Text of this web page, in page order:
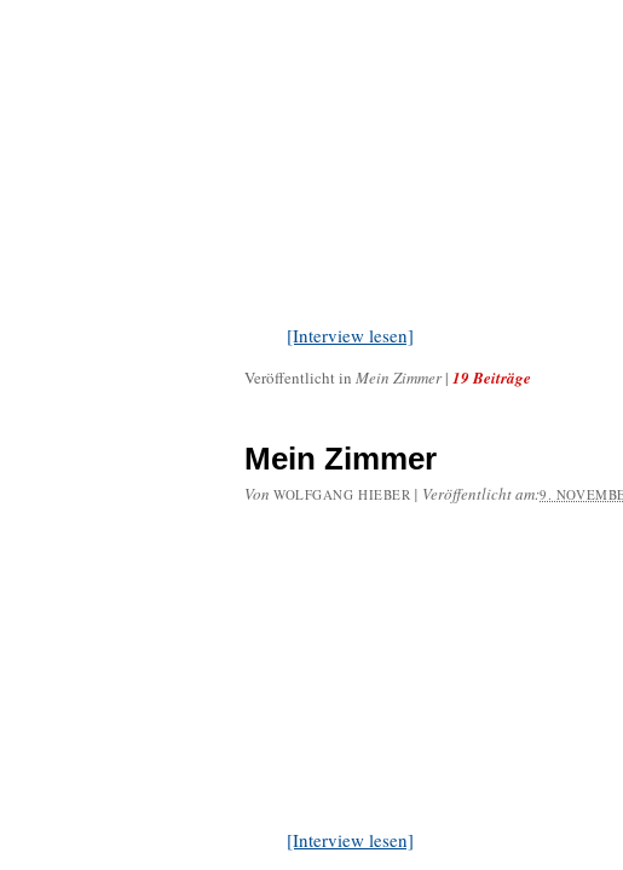
[Interview lesen]
Veröffentlicht in Mein Zimmer | 19 Beiträge
Mein Zimmer
Von WOLFGANG HIEBER | Veröffentlicht am:9.
[Interview lesen]